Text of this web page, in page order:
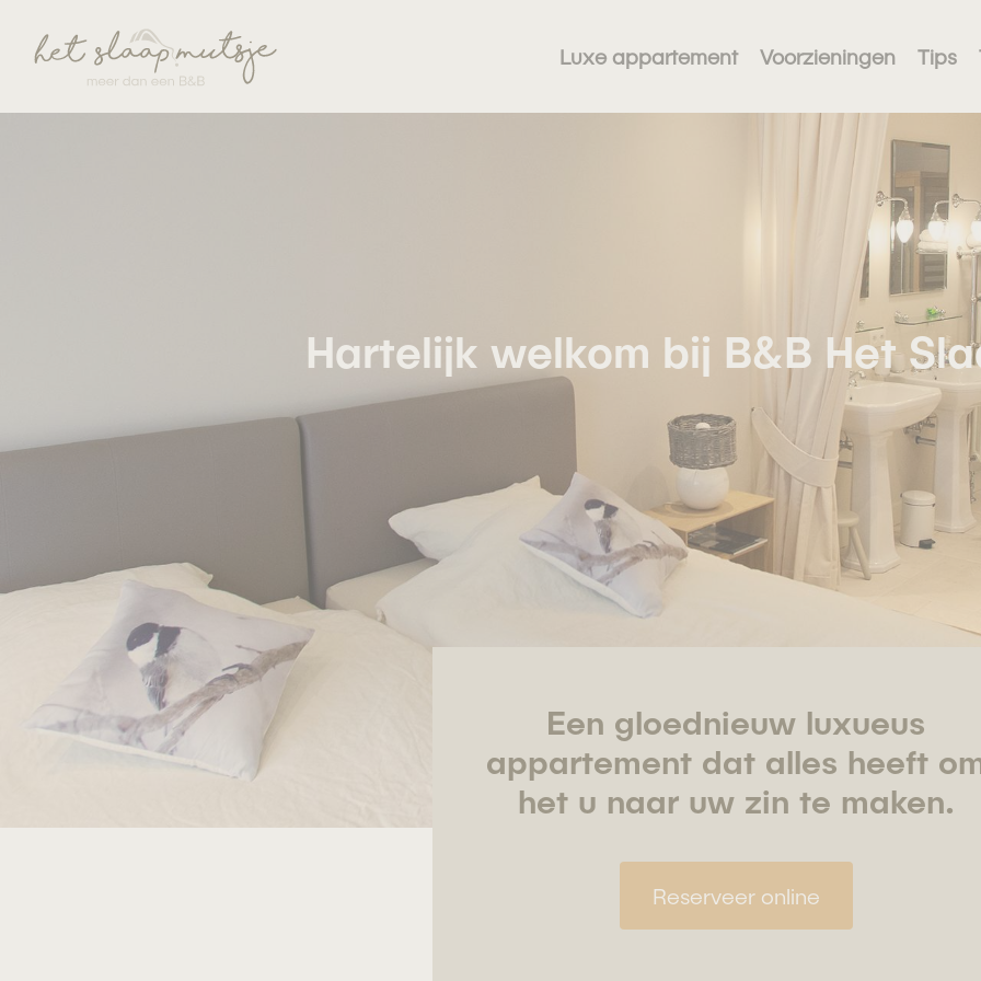
Luxe appartement Voorzieningen Tips
Hartelijk welkom bij B&B Het
Reserveer online
Een gloednieuw luxueus
appartement dat alles heeft
het u naar uw zin te maken.